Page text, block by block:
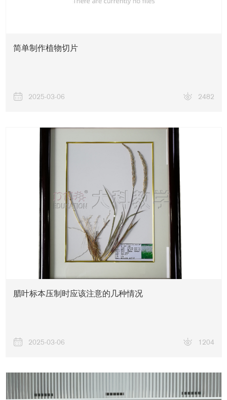
简单制作植物切片
2025-03-06 2482
腊叶标本压制时应该注意的几种情况
2025-03-06 1204